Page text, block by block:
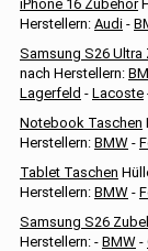
iPhone 16 Zubehör
Herstellern: Audi -
Samsung S26 Ultra
nach Herstellern:
Lagerfeld - Lacoste
Notebook Taschen
Herstellern: BMW -
Tablet Taschen
Herstellern: BMW -
Samsung S26
Herstellern: - BMW -